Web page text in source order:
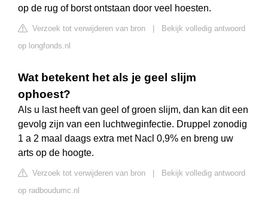
op de rug of borst ontstaan door veel hoesten.
Verzoek tot verwijderen van bron
Bekijk volledig antwoord
op longfonds.nl
Wat betekent het als je geel slijm
ophoest?
Als u last heeft van geel of groen slijm, dan kan dit een
gevolg zijn van een luchtweginfectie. Druppel zonodig
1 a 2 maal daags extra met Nacl 0,9% en breng uw
arts op de hoogte.
Verzoek tot verwijderen van bron
Bekijk volledig antwoord
op radboudumc.nl